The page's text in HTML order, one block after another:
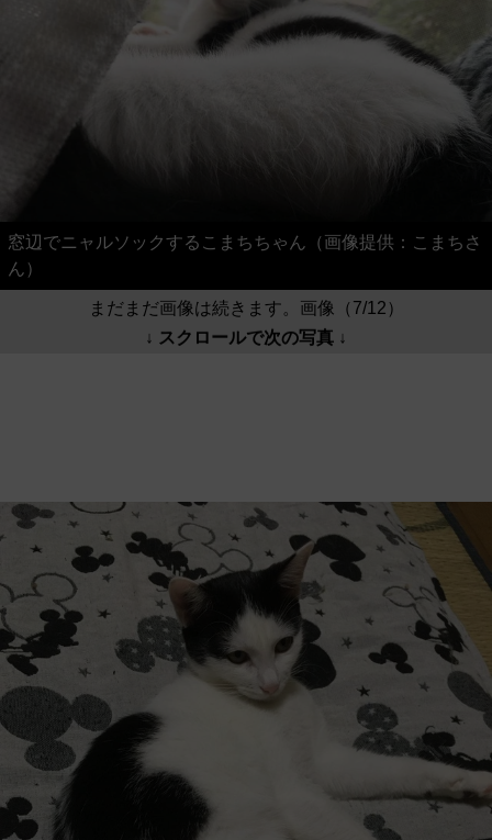
窓辺でニャルソックするこまちちゃん（画像提供：こまちさ
ん）
まだまだ画像は続きます。画像（7/12）
↓ スクロールで次の写真 ↓